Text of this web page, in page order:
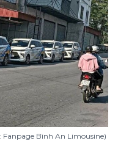
Bình An Limousine)